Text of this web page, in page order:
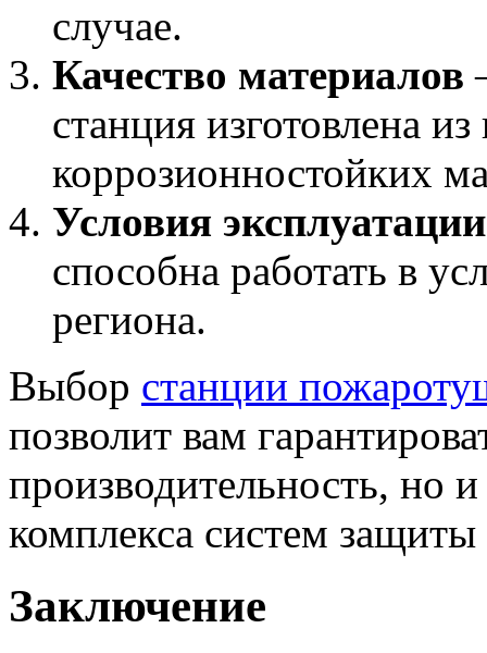
случае.
Качество материалов
станция изготовлена
коррозионностойких
Условия эксплуатации
способна работать в
региона.
Выбор станции
позволит вам
производительность, но
комплекса систем
Заключение